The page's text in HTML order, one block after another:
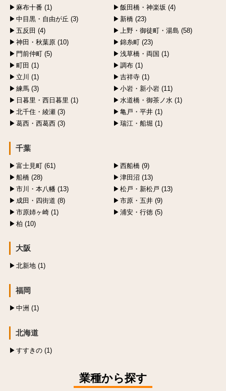
麻布十番 (1)
飯田橋・神楽坂 (4)
中目黒・自由が丘 (3)
新橋 (23)
五反田 (4)
上野・御徒町・湯島 (58)
神田・秋葉原 (10)
錦糸町 (23)
門前仲町 (5)
浅草橋・両国 (1)
町田 (1)
調布 (1)
立川 (1)
吉祥寺 (1)
練馬 (3)
小岩・新小岩 (11)
日暮里・西日暮里 (1)
水道橋・御茶ノ水 (1)
北千住・綾瀬 (3)
亀戸・平井 (1)
葛西・西葛西 (3)
瑞江・船堀 (1)
千葉
富士見町 (61)
西船橋 (9)
船橋 (28)
津田沼 (13)
市川・本八幡 (13)
松戸・新松戸 (13)
成田・四街道 (8)
市原・五井 (9)
市原姉ヶ崎 (1)
浦安・行徳 (5)
柏 (10)
大阪
北新地 (1)
福岡
中洲 (1)
北海道
すすきの (1)
業種から探す